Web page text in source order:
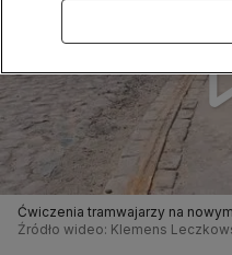
Ćwiczenia tramwajarzy na
Źródło wideo: Klemens